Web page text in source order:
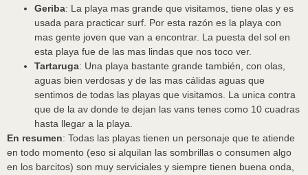
Geriba: La playa mas grande que visitamos, tiene olas y es
usada para practicar surf. Por esta razón es la playa con
mas gente joven que van a encontrar. La puesta del sol en
esta playa fue de las mas lindas que nos toco ver.
Tartaruga: Una playa bastante grande también, con olas,
aguas bien verdosas y de las mas cálidas aguas que
sentimos de todas las playas que visitamos. La unica contra
que de la av donde te dejan las vans tenes como 10 cuadras
hasta llegar a la playa.
En resumen: Todas las playas tienen un personaje que te atiende
en todo momento (eso si alquilan las sombrillas o consumen algo
en los barcitos) son muy serviciales y siempre tienen buena onda,